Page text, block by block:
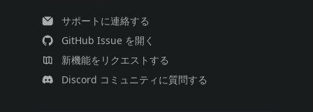
サポートに連絡する
GitHub Issue を開く
新機能をリクエストする
Discord コミュニティに質問する